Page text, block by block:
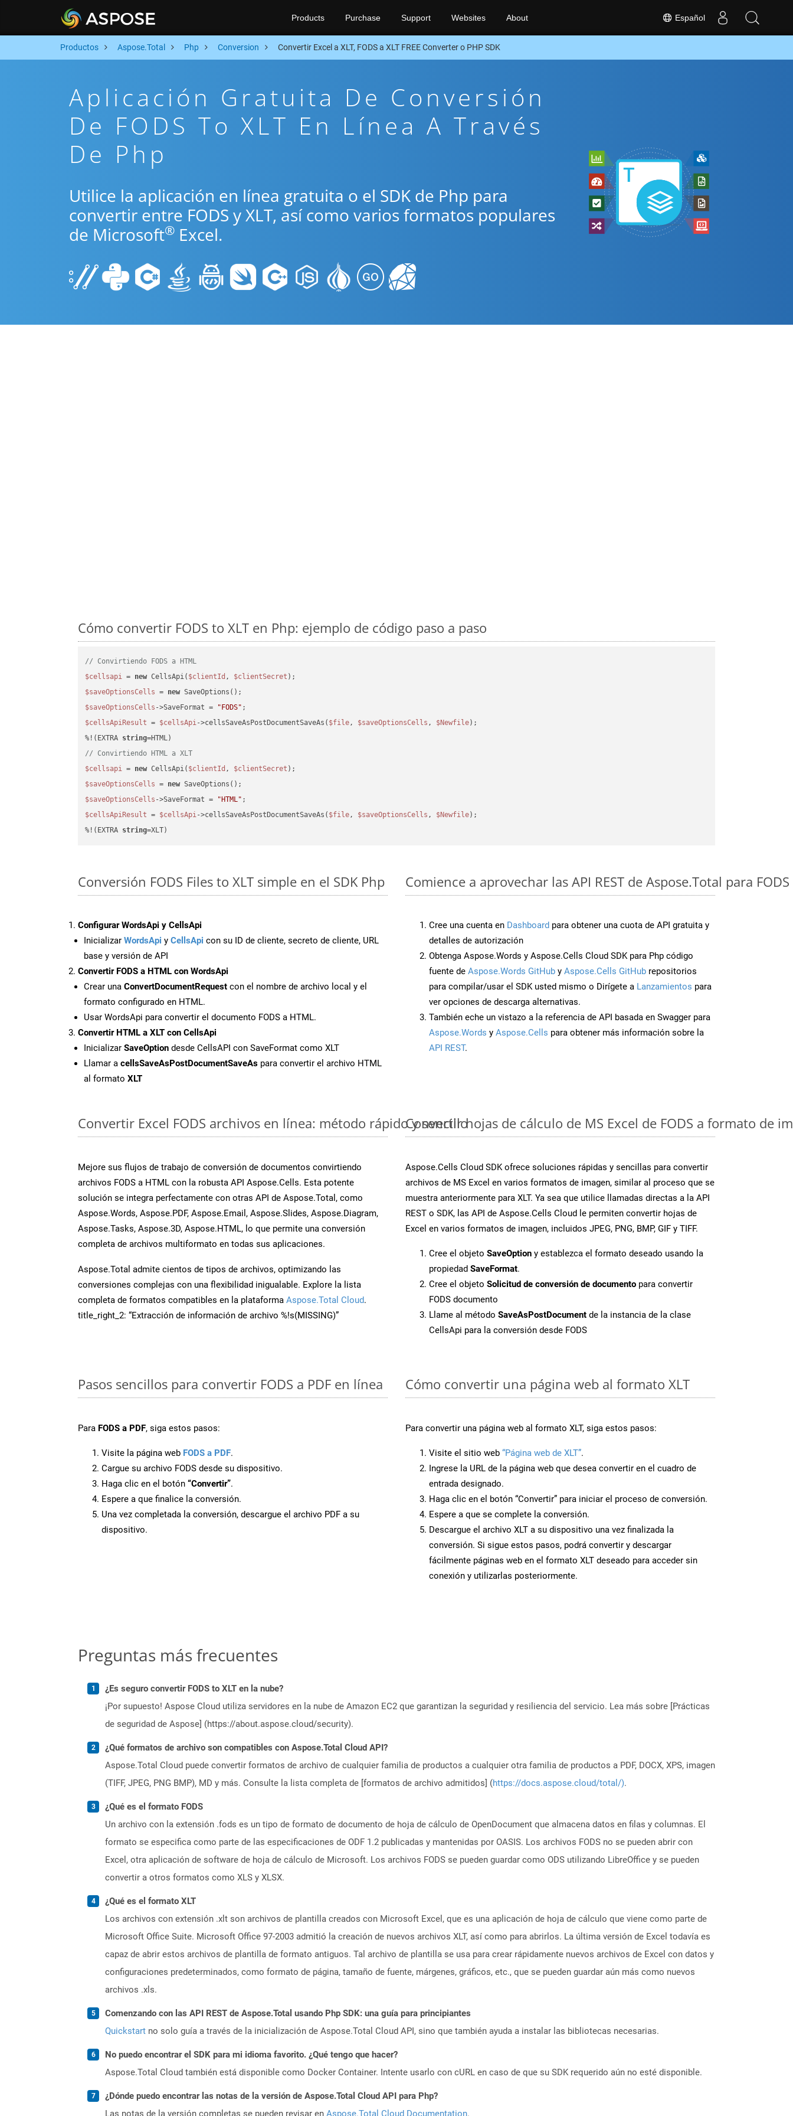
Español
Products Purchase Support Websites About
Productos Aspose.Total Php Conversion Convertir Excel a XLT, FODS a XLT FREE Converter o PHP SDK
Aplicación Gratuita De Conversión
De FODS To XLT En Línea A Través
De Php
Utilice la aplicación en línea gratuita o el SDK de Php para
convertir entre FODS y XLT, así como varios formatos populares
de Microsoft® Excel.
Cómo convertir FODS to XLT en Php: ejemplo de código paso a paso
// Convirtiendo FODS a HTML
$cellsapi = new CellsApi( $clientId , $clientSecret
$saveOptionsCells = new
$saveOptionsCells ->SaveFormat = "FODS"
$cellsApiResult = $cellsApi->cellsSaveAsPostDocumentSaveAs( $file, $saveOptionsCells , $Newfile);
%!(EXTRA string
// Convirtiendo HTML a XLT
$cellsapi = new CellsApi( $clientId , $clientSecret
$saveOptionsCells = new
$saveOptionsCells ->SaveFormat = "HTML"
$cellsApiResult = $cellsApi->cellsSaveAsPostDocumentSaveAs( $file, $saveOptionsCells , $Newfile);
%!(EXTRA string=XLT)
Conversión FODS Files to XLT simple en el SDK Php
Configurar WordsApi y CellsApi
Inicializar WordsApi y CellsApi con su ID de cliente, secreto de cliente, URL
base y versión de API
Convertir FODS a HTML con WordsApi
Crear una ConvertDocumentRequest con el nombre de archivo local y el
formato configurado en HTML.
Usar WordsApi para convertir el documento FODS a HTML.
Convertir HTML a XLT con CellsApi
Inicializar SaveOption desde CellsAPI con SaveFormat como XLT
Llamar a cellsSaveAsPostDocumentSaveAs para convertir el archivo HTML
al formato XLT
Comience a aprovechar las API REST de Aspose.Total para FODS
Cree una cuenta en Dashboard para obtener una cuota de API gratuita y
detalles de autorización
Obtenga Aspose.Words y Aspose.Cells Cloud SDK para Php código
fuente de Aspose.Words GitHub y Aspose.Cells GitHub repositorios
para compilar/usar el SDK usted mismo o Dirígete a Lanzamientos para
ver opciones de descarga alternativas.
También eche un vistazo a la referencia de API basada en Swagger para
Aspose.Words y Aspose.Cells para obtener más información sobre la
API REST.
Convertir Excel FODS archivos en línea: método rápido y sencillo
Mejore sus flujos de trabajo de conversión de documentos convirtiendo
archivos FODS a HTML con la robusta API Aspose.Cells. Esta potente
solución se integra perfectamente con otras API de Aspose.Total, como
Aspose.Words, Aspose.PDF, Aspose.Email, Aspose.Slides, Aspose.Diagram,
Aspose.Tasks, Aspose.3D, Aspose.HTML, lo que permite una conversión
completa de archivos multiformato en todas sus aplicaciones.
Aspose.Total admite cientos de tipos de archivos, optimizando las
conversiones complejas con una flexibilidad inigualable. Explore la lista
completa de formatos compatibles en la plataforma Aspose.Total Cloud.
title_right_2: “Extracción de información de archivo %!s(MISSING)”
Convertir hojas de cálculo de MS Excel de FODS a formato de
Aspose.Cells Cloud SDK ofrece soluciones rápidas y sencillas para convertir
archivos de MS Excel en varios formatos de imagen, similar al proceso que se
muestra anteriormente para XLT. Ya sea que utilice llamadas directas a la API
REST o SDK, las API de Aspose.Cells Cloud le permiten convertir hojas de
Excel en varios formatos de imagen, incluidos JPEG, PNG, BMP, GIF y TIFF.
Cree el objeto SaveOption y establezca el formato deseado usando la
propiedad SaveFormat.
Cree el objeto Solicitud de conversión de documento para convertir
FODS documento
Llame al método SaveAsPostDocument de la instancia de la clase
CellsApi para la conversión desde FODS
Pasos sencillos para convertir FODS a PDF en línea
Para FODS a PDF, siga estos pasos:
Visite la página web FODS a PDF.
Cargue su archivo FODS desde su dispositivo.
Haga clic en el botón “Convertir”.
Espere a que finalice la conversión.
Una vez completada la conversión, descargue el archivo PDF a su
dispositivo.
Cómo convertir una página web al formato XLT
Para convertir una página web al formato XLT, siga estos pasos:
Visite el sitio web “Página web de XLT”.
Ingrese la URL de la página web que desea convertir en el cuadro de
entrada designado.
Haga clic en el botón “Convertir” para iniciar el proceso de conversión.
Espere a que se complete la conversión.
Descargue el archivo XLT a su dispositivo una vez finalizada la
conversión. Si sigue estos pasos, podrá convertir y descargar
fácilmente páginas web en el formato XLT deseado para acceder sin
conexión y utilizarlas posteriormente.
Preguntas más frecuentes
¿Es seguro convertir FODS to XLT en la nube?
¡Por supuesto! Aspose Cloud utiliza servidores en la nube de Amazon EC2 que garantizan la seguridad y resiliencia del servicio. Lea más sobre [Prácticas
de seguridad de Aspose] (https://about.aspose.cloud/security).
¿Qué formatos de archivo son compatibles con Aspose.Total Cloud API?
Aspose.Total Cloud puede convertir formatos de archivo de cualquier familia de productos a cualquier otra familia de productos a PDF, DOCX, XPS, imagen
(TIFF, JPEG, PNG BMP), MD y más. Consulte la lista completa de [formatos de archivo admitidos] (https://docs.aspose.cloud/total/).
¿Qué es el formato FODS
Un archivo con la extensión .fods es un tipo de formato de documento de hoja de cálculo de OpenDocument que almacena datos en filas y columnas. El
formato se especifica como parte de las especificaciones de ODF 1.2 publicadas y mantenidas por OASIS. Los archivos FODS no se pueden abrir con
Excel, otra aplicación de software de hoja de cálculo de Microsoft. Los archivos FODS se pueden guardar como ODS utilizando LibreOffice y se pueden
convertir a otros formatos como XLS y XLSX.
¿Qué es el formato XLT
Los archivos con extensión .xlt son archivos de plantilla creados con Microsoft Excel, que es una aplicación de hoja de cálculo que viene como parte de
Microsoft Office Suite. Microsoft Office 97-2003 admitió la creación de nuevos archivos XLT, así como para abrirlos. La última versión de Excel todavía es
capaz de abrir estos archivos de plantilla de formato antiguos. Tal archivo de plantilla se usa para crear rápidamente nuevos archivos de Excel con datos y
configuraciones predeterminados, como formato de página, tamaño de fuente, márgenes, gráficos, etc., que se pueden guardar aún más como nuevos
archivos .xls.
Comenzando con las API REST de Aspose.Total usando Php SDK: una guía para principiantes
Quickstart no solo guía a través de la inicialización de Aspose.Total Cloud API, sino que también ayuda a instalar las bibliotecas necesarias.
No puedo encontrar el SDK para mi idioma favorito. ¿Qué tengo que hacer?
Aspose.Total Cloud también está disponible como Docker Container. Intente usarlo con cURL en caso de que su SDK requerido aún no esté disponible.
¿Dónde puedo encontrar las notas de la versión de Aspose.Total Cloud API para Php?
Las notas de la versión completas se pueden revisar en Aspose.Total Cloud Documentation.